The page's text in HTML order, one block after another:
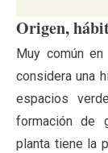
Origen,
Muy común
considera una
espacios
formación de
planta tiene la